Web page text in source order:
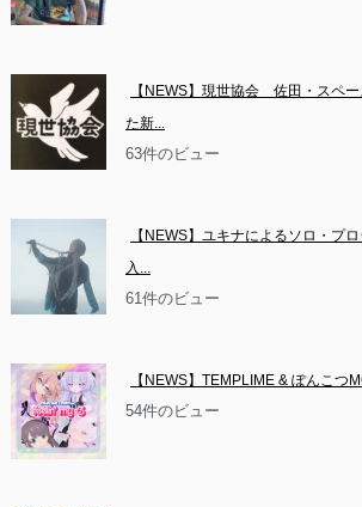
【NEWS】現世協会　佐田・スペ
た新...
63件のビュー
【NEWS】ユキナによるソロ・プ
入...
61件のビュー
【NEWS】TEMPLIME & ぽんこつ
54件のビュー